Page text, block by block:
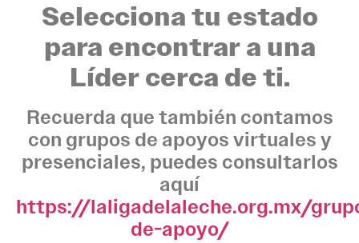
Selecciona tu estado
para encontrar a una
Líder cerca de ti.
Recuerda que también contamos
con grupos de apoyos virtuales y
presenciales, puedes consultarlos
aquí
https://laligadelaleche.org.mx/
de-apoyo/